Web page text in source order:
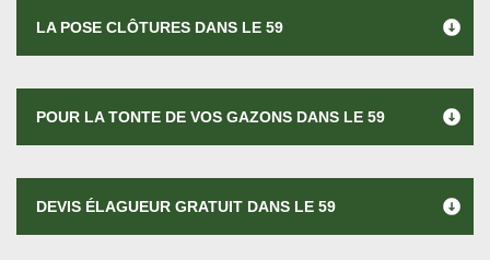
LA POSE CLÔTURES DANS LE 59
POUR LA TONTE DE VOS GAZONS DANS LE 59
DEVIS ÉLAGUEUR GRATUIT DANS LE 59